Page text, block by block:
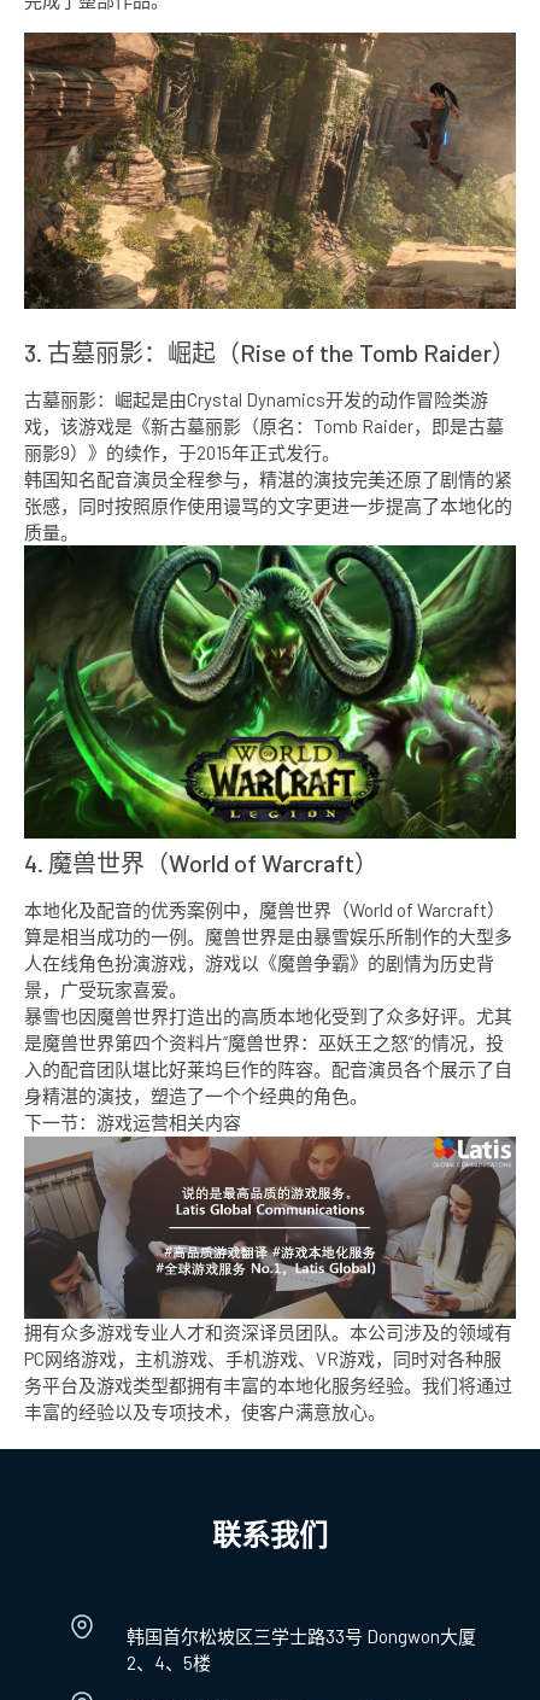
3. 古墓丽影：崛起（Rise of the Tomb Raider）
古墓丽影：崛起是由Crystal Dynamics开发的动作冒险类游
戏，该游戏是《新古墓丽影（原名：Tomb Raider，即是古墓
丽影9）》的续作，于2015年正式发行。
韩国知名配音演员全程参与，精湛的演技完美还原了剧情的紧
张感，同时按照原作使用谩骂的文字更进一步提高了本地化的
质量。
4. 魔兽世界（World of Warcraft）
本地化及配音的优秀案例中，魔兽世界（World of Warcraft）
算是相当成功的一例。魔兽世界是由暴雪娱乐所制作的大型多
人在线角色扮演游戏，游戏以《魔兽争霸》的剧情为历史背
景，广受玩家喜爱。
暴雪也因魔兽世界打造出的高质本地化受到了众多好评。尤其
是魔兽世界第四个资料片“魔兽世界：巫妖王之怒”的情况，投
入的配音团队堪比好莱坞巨作的阵容。配音演员各个展示了自
身精湛的演技，塑造了一个个经典的角色。
下一节：游戏运营相关内容
拥有众多游戏专业人才和资深译员团队。本公司涉及的领域有
PC网络游戏，主机游戏、手机游戏、VR游戏，同时对各种服
务平台及游戏类型都拥有丰富的本地化服务经验。我们将通过
丰富的经验以及专项技术，使客户满意放心。
联系我们
韩国首尔松坡区三学士路33号 Dongwon大厦
2、4、5楼